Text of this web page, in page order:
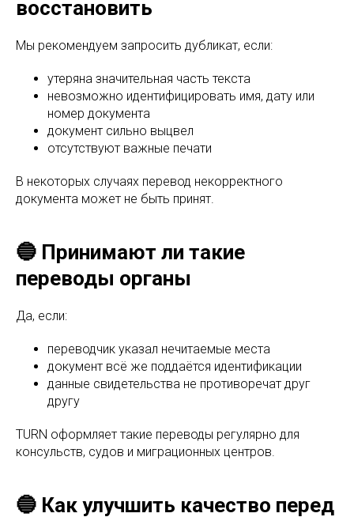
восстановить
Мы рекомендуем запросить дубликат, если:
утеряна значительная часть текста
невозможно идентифицировать имя, дату или
номер документа
документ сильно выцвел
отсутствуют важные печати
В некоторых случаях перевод некорректного
документа может не быть принят.
🔵 Принимают ли такие
переводы органы
Да, если:
переводчик указал нечитаемые места
документ всё же поддаётся идентификации
данные свидетельства не противоречат друг
другу
TURN оформляет такие переводы регулярно для
консульств, судов и миграционных центров.
🔵 Как улучшить качество перед